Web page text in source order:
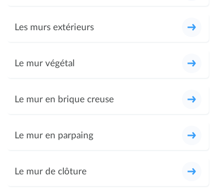
Les murs extérieurs
Le mur végétal
Le mur en brique creuse
Le mur en parpaing
Le mur de clôture